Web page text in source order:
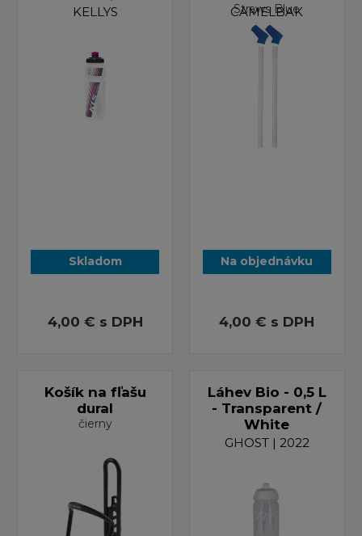
KELLYS
Skladom
4,00 € s DPH
Straws Blue
CAMELBAK
Na objednávku
4,00 € s DPH
Košík na fľašu
dural
čierny
Láhev Bio - 0,5 L
- Transparent /
White
GHOST | 2022